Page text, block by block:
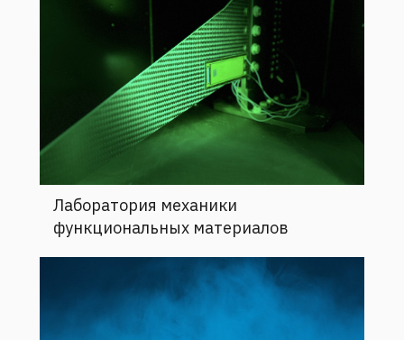
Лаборатория механики
функциональных материалов